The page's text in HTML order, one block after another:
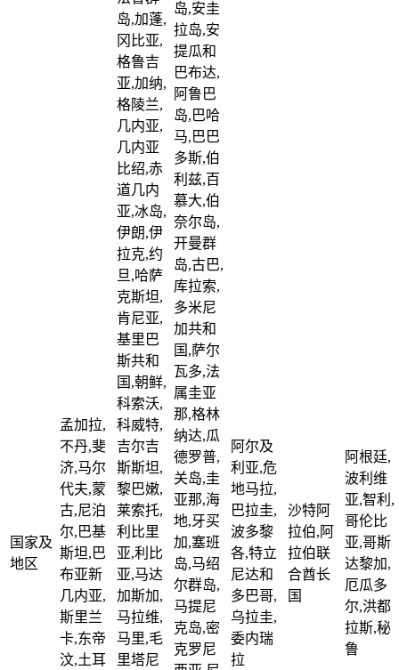
国家及
地区
孟加拉,
不丹,斐
济,马尔
代夫,蒙
古,尼泊
尔,巴基
斯坦,巴
布亚新
几内亚,
斯里兰
卡,东帝
汶,土耳
岛,加蓬,
冈比亚,
格鲁吉
亚,加纳,
格陵兰,
几内亚,
几内亚
比绍,赤
道几内
亚,冰岛,
伊朗,伊
拉克,约
旦,哈萨
克斯坦,
肯尼亚,
基里巴
斯共和
国,朝鲜,
科索沃,
科威特,
吉尔吉
斯斯坦,
黎巴嫩,
莱索托,
利比里
亚,利比
亚,马达
加斯加,
马拉维,
马里,毛
里塔尼
岛,安圭
拉岛,安
提瓜和
巴布达,
阿鲁巴
岛,巴哈
马,巴巴
多斯,伯
利兹,百
慕大,伯
奈尔岛,
开曼群
岛,古巴,
库拉索,
多米尼
加共和
国,萨尔
瓦多,法
属圭亚
那,格林
纳达,瓜
德罗普,
关岛,圭
亚那,海
地,牙买
加,塞班
岛,马绍
尔群岛,
马提尼
克岛,密
克罗尼
阿尔及
利亚,危
地马拉,
巴拉圭,
波多黎
各,特立
尼达和
多巴哥,
乌拉圭,
委内瑞
拉
沙特阿
拉伯,阿
拉伯联
合酋长
国
阿根廷,
波利维
亚,智利,
哥伦比
亚,哥斯
达黎加,
厄瓜多
尔,洪都
拉斯,秘
鲁